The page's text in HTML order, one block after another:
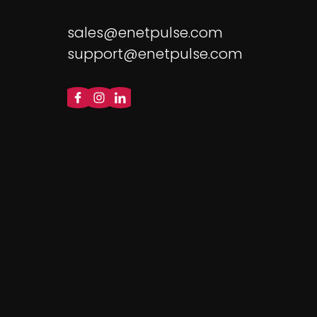
sales@enetpulse.com
support@enetpulse.com